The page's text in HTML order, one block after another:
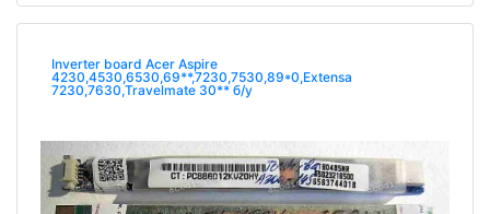
Inverter board Acer Aspire
4230,4530,6530,69**,7230,7530,89*0,Extensa
7230,7630,Travelmate 30** б/у